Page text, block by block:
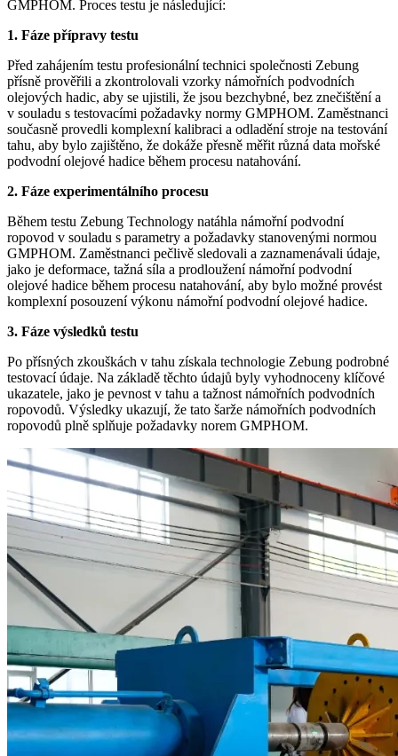
GMPHOM. Proces testu je následující:
1. Fáze přípravy testu
Před zahájením testu profesionální technici společnosti Zebung
přísně prověřili a zkontrolovali vzorky námořních podvodních
olejových hadic, aby se ujistili, že jsou bezchybné, bez znečištění a
v souladu s testovacími požadavky normy GMPHOM. Zaměstnanci
současně provedli komplexní kalibraci a odladění stroje na testování
tahu, aby bylo zajištěno, že dokáže přesně měřit různá data mořské
podvodní olejové hadice během procesu natahování.
2. Fáze experimentálního procesu
Během testu Zebung Technology natáhla námořní podvodní
ropovod v souladu s parametry a požadavky stanovenými normou
GMPHOM. Zaměstnanci pečlivě sledovali a zaznamenávali údaje,
jako je deformace, tažná síla a prodloužení námořní podvodní
olejové hadice během procesu natahování, aby bylo možné provést
komplexní posouzení výkonu námořní podvodní olejové hadice.
3. Fáze výsledků testu
Po přísných zkouškách v tahu získala technologie Zebung podrobné
testovací údaje. Na základě těchto údajů byly vyhodnoceny klíčové
ukazatele, jako je pevnost v tahu a tažnost námořních podvodních
ropovodů. Výsledky ukazují, že tato šarže námořních podvodních
ropovodů plně splňuje požadavky norem GMPHOM.